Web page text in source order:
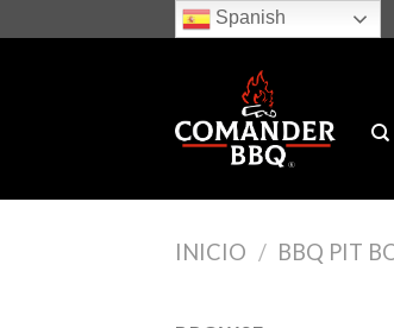
to
Spanish
INICIO / BBQ PIT